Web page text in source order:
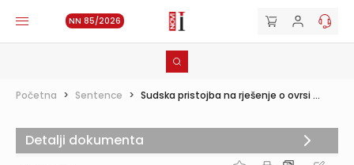
NN 85/2026
Početna > Sentence > Sudska pristojba na rješenje o ovrsi ...
Detalji dokumenta